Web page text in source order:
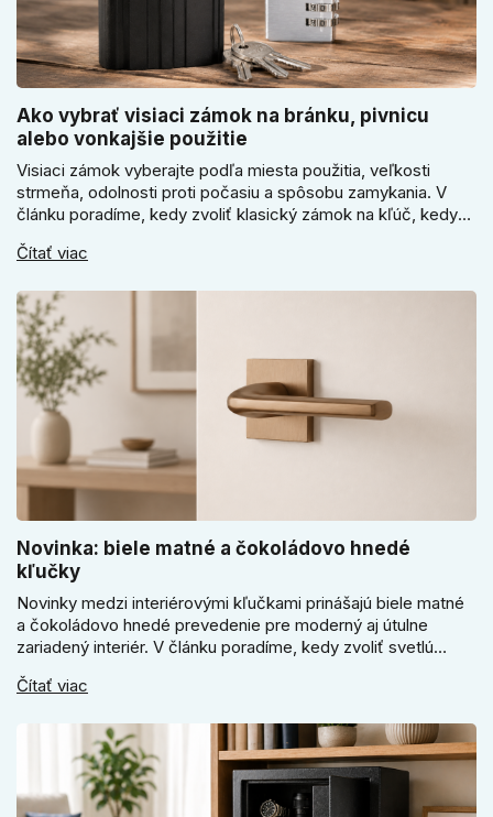
Ako vybrať visiaci zámok na bránku, pivnicu
alebo vonkajšie použitie
Visiaci zámok vyberajte podľa miesta použitia, veľkosti
strmeňa, odolnosti proti počasiu a spôsobu zamykania. V
článku poradíme, kedy zvoliť klasický zámok na kľúč, kedy
sa pri bránke, pivnici alebo záhradnom domčeku neoplatí
Čítať viac
Novinka: biele matné a čokoládovo hnedé
kľučky
Novinky medzi interiérovými kľučkami prinášajú biele matné
a čokoládovo hnedé prevedenie pre moderný aj útulne
zariadený interiér. V článku poradíme, kedy zvoliť svetlú
ako vyberať medzi okrúhlym a štvorcovým štítom. Nové
Čítať viac